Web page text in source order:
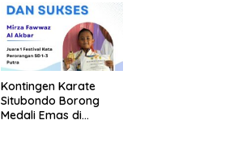
Sepak Bola Kapolres
Cup 2026
Kontingen Karate
Situbondo Borong
Medali Emas di